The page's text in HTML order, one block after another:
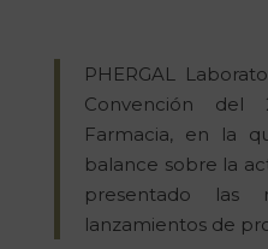
PHERGAL
Convención del
Farmacia, en la
balance sobre la
presentado las
lanzamientos de